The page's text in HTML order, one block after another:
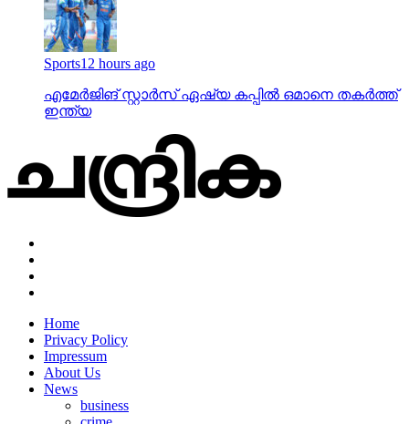
Sports12 hours ago
എമേര്‍ജിങ് സ്റ്റാര്‍സ് ഏഷ്യ കപ്പില്‍ ഒമാനെ തകര്‍ത്ത്
ഇന്ത്യ
Home
Privacy Policy
Impressum
About Us
News
business